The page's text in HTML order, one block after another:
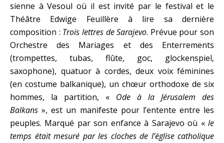
sienne à Vesoul où il est invité par le festival et le
Théâtre Edwige Feuillère à lire sa dernière
composition : Trois lettres de Sarajevo. Prévue pour son
Orchestre des Mariages et des Enterrements
(trompettes, tubas, flûte, goc, glockenspiel,
saxophone), quatuor à cordes, deux voix féminines
(en costume balkanique), un chœur orthodoxe de six
hommes, la partition, « Ode à la Jérusalem des
Balkans », est un manifeste pour l’entente entre les
peuples. Marqué par son enfance à Sarajevo où « le
temps était mesuré par les cloches de l’église catholique